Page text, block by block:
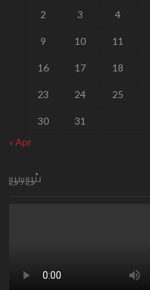
2 3 4
9 10 11
16 17 18
23 24 25
30
31
« Apr
யூடியூப்